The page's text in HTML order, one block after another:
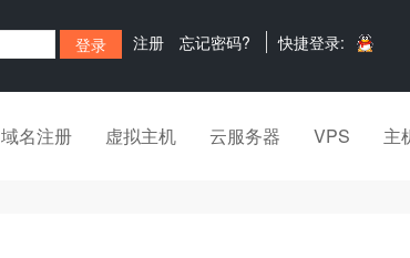
注册 忘记密码? 快捷登录:
域名注册 虚拟主机 云服务器 VPS 主